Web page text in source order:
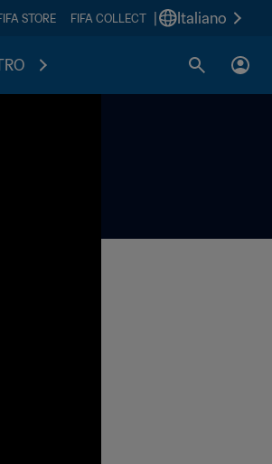
STORE FIFA COLLECT Italiano